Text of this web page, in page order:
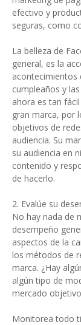
efectivo y
seguras, como
La belleza de
general, es la
acontecimientos
cumpleaños y
ahora es tan
gran marca, por
objetivos de
audiencia. Su
su audiencia en
contenido y
de hacerlo.
2. Evalúe su
No hay nada de
desempeño
aspectos de la
los métodos de
marca. ¿Hay
algún tipo de
mercado
Monitorea todo